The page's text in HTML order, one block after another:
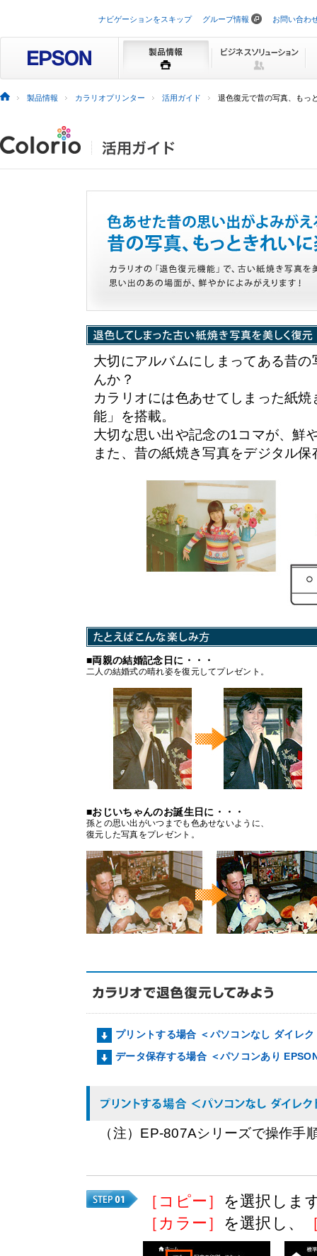
ナビゲーションをスキップ グループ情報 お問い合わ
製品情報 カラリオプリンター 活用ガイド 退色復元で昔の写真、もっ
大切にアルバムにしまってある昔
んか？
カラリオには色あせてしまった紙
能」を搭載。
大切な思い出や記念の1コマが、鮮
また、昔の紙焼き写真をデジタル
■両親の結婚記念日に・・・
二人の結婚式の晴れ姿を復元してプレゼント。
■おじいちゃんのお誕生日に・・・
孫との思い出がいつまでも色あせないように、
復元した写真をプレゼント。
プリントする場合 ＜パソコンなし ダイレ
データ保存する場合 ＜パソコンあり
（注）EP-807Aシリーズで操作手
［コピー］ を選択しま
［カラー］ を選択し、